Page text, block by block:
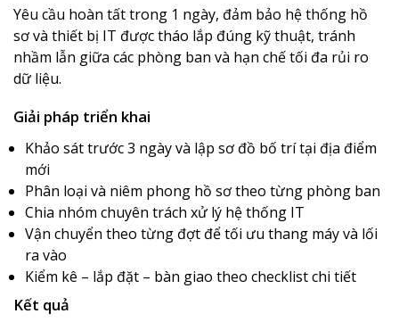
Yêu cầu hoàn tất trong 1 ngày, đảm bảo hệ thống hồ
sơ và thiết bị IT được tháo lắp đúng kỹ thuật, tránh
nhầm lẫn giữa các phòng ban và hạn chế tối đa rủi ro
dữ liệu.
Giải pháp triển khai
Khảo sát trước 3 ngày và lập sơ đồ bố trí tại địa điểm
mới
Phân loại và niêm phong hồ sơ theo từng phòng ban
Chia nhóm chuyên trách xử lý hệ thống IT
Vận chuyển theo từng đợt để tối ưu thang máy và lối
ra vào
Kiểm kê – lắp đặt – bàn giao theo checklist chi tiết
Kết quả